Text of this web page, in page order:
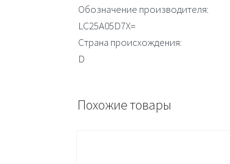
Обозначение производителя:
LC25A05D7X=
Страна происхождения:
D
Похожие товары